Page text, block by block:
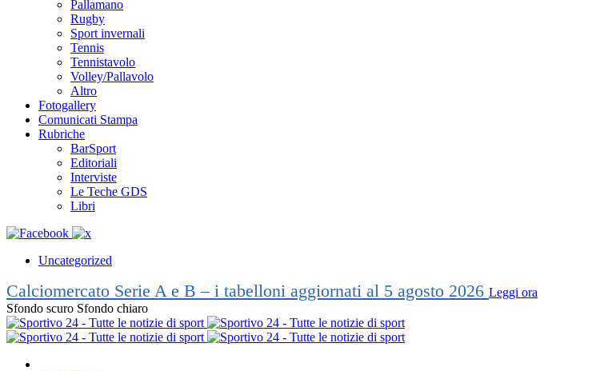
Pallamano
Rugby
Sport invernali
Tennis
Tennistavolo
Volley/Pallavolo
Altro
Fotogallery
Comunicati Stampa
Rubriche
BarSport
Editoriali
Interviste
Le Teche GDS
Libri
Uncategorized
Calciomercato Serie A e B – i tabelloni aggiornati al 5 agosto 2026 Leggi ora
Sfondo scuro Sfondo chiaro